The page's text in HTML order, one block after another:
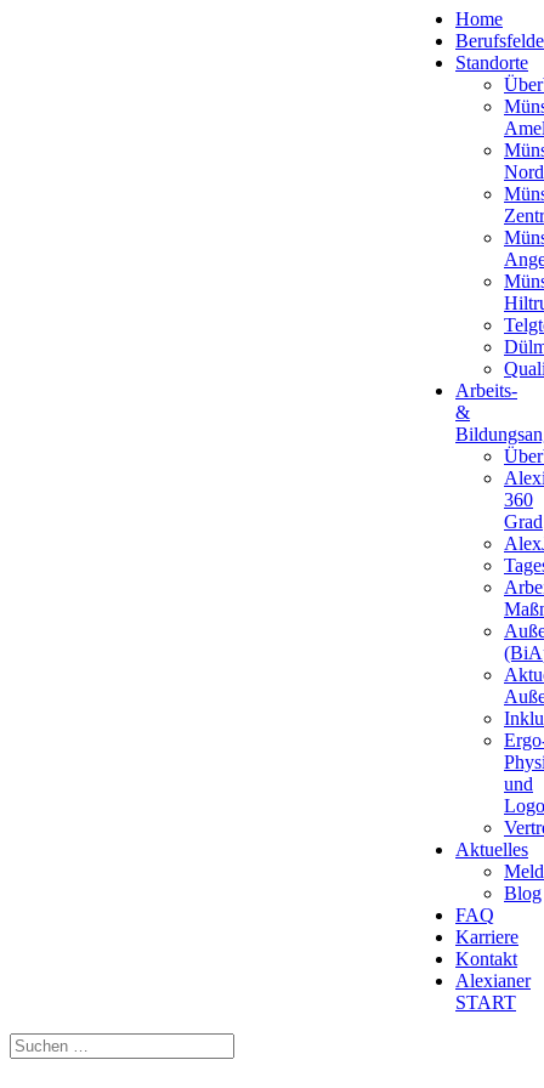
Home
Standorte
Nord
Arbeits-
&
360
Grad
und
Aktuelles
Blog
FAQ
Karriere
Kontakt
Alexianer
START